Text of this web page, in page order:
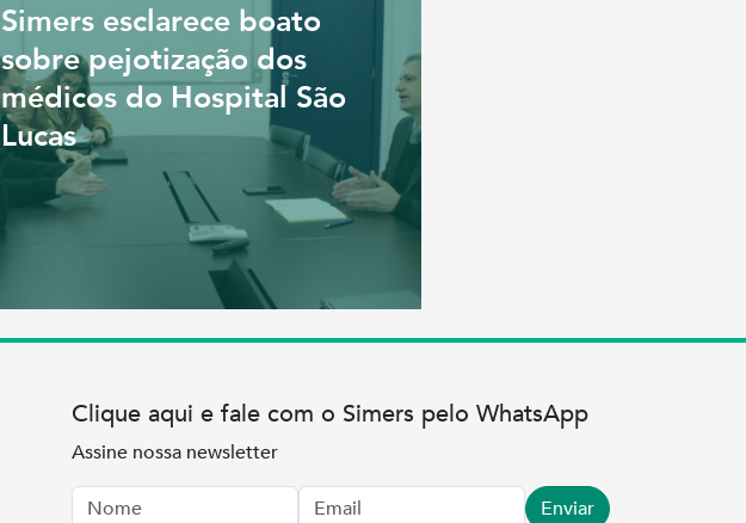
Simers esclarece boato
sobre pejotização dos
médicos do Hospital São
Lucas
Clique aqui e fale com o Simers pelo WhatsApp
Assine nossa newsletter
Nome
Email Enviar